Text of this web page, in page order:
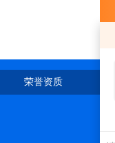
荣誉资质 在